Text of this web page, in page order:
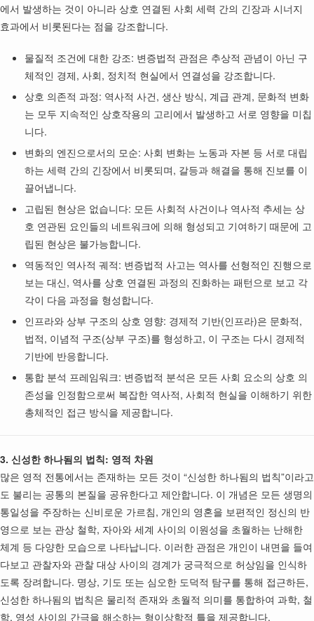
에서 발생하는 것이 아니라 상호 연결된 사회 세력 간의 긴장과 시너지
효과에서 비롯된다는 점을 강조합니다.
물질적 조건에 대한 강조: 변증법적 관점은 추상적 관념이 아닌 구
체적인 경제, 사회, 정치적 현실에서 연결성을 강조합니다.
상호 의존적 과정: 역사적 사건, 생산 방식, 계급 관계, 문화적 변화
는 모두 지속적인 상호작용의 고리에서 발생하고 서로 영향을 미칩
니다.
변화의 엔진으로서의 모순: 사회 변화는 노동과 자본 등 서로 대립
하는 세력 간의 긴장에서 비롯되며, 갈등과 해결을 통해 진보를 이
끌어냅니다.
고립된 현상은 없습니다: 모든 사회적 사건이나 역사적 추세는 상
호 연관된 요인들의 네트워크에 의해 형성되고 기여하기 때문에 고
립된 현상은 불가능합니다.
역동적인 역사적 궤적: 변증법적 사고는 역사를 선형적인 진행으로
보는 대신, 역사를 상호 연결된 과정의 진화하는 패턴으로 보고 각
각이 다음 과정을 형성합니다.
인프라와 상부 구조의 상호 영향: 경제적 기반(인프라)은 문화적,
법적, 이념적 구조(상부 구조)를 형성하고, 이 구조는 다시 경제적
기반에 반응합니다.
통합 분석 프레임워크: 변증법적 분석은 모든 사회 요소의 상호 의
존성을 인정함으로써 복잡한 역사적, 사회적 현실을 이해하기 위한
총체적인 접근 방식을 제공합니다.
3. 신성한 하나됨의 법칙: 영적 차원
많은 영적 전통에서는 존재하는 모든 것이 “신성한 하나됨의 법칙”이라고
도 불리는 공통의 본질을 공유한다고 제안합니다. 이 개념은 모든 생명의
통일성을 주장하는 신비로운 가르침, 개인의 영혼을 보편적인 정신의 반
영으로 보는 관상 철학, 자아와 세계 사이의 이원성을 초월하는 난해한
체계 등 다양한 모습으로 나타납니다. 이러한 관점은 개인이 내면을 들여
다보고 관찰자와 관찰 대상 사이의 경계가 궁극적으로 허상임을 인식하
도록 장려합니다. 명상, 기도 또는 심오한 도덕적 탐구를 통해 접근하든,
신성한 하나됨의 법칙은 물리적 존재와 초월적 의미를 통합하여 과학, 철
학, 영성 사이의 간극을 해소하는 형이상학적 틀을 제공합니다.